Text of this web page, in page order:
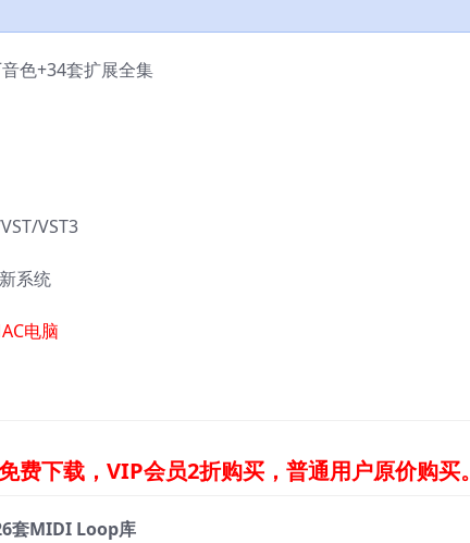
色+34套扩展全集
VST3
系统
电脑
费下载，VIP会员2折购买，普通用户原价购买。
套MIDI Loop库